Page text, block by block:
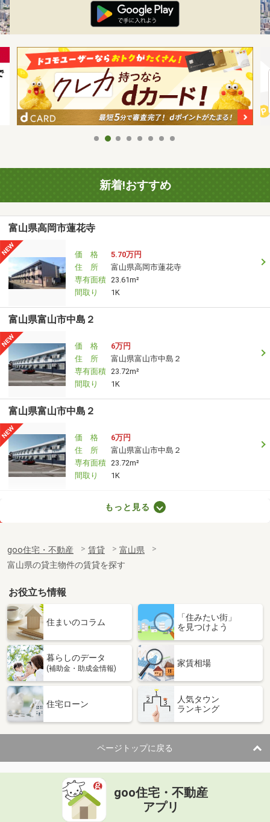
新着!おすすめ
富山県高岡市蓮花寺
価 格
5.70万円
住 所
富山県高岡市蓮花寺
専有面積 23.61m²
間取り
1K
富山県富山市中島２
価 格
6万円
住 所
富山県富山市中島２
専有面積 23.72m²
間取り
1K
富山県富山市中島２
価 格
6万円
住 所
富山県富山市中島２
専有面積 23.72m²
間取り
1K
富山県富山市婦中町砂子田
専有面積
23.6m²
間取り
1K
富山県高岡市赤祖父
価 格
6.40万円
富山県高岡市赤祖父
専有面積 40.07m²
間取り
富山県高岡市角
住 所
富山県高岡市角
専有面積 28.21m²
間取り
1K
富山県富山市犬島３
価 格
住 所
富山県富山市犬島３
もっと見る
goo住宅・不動産 賃貸
富山県
富山県の貸主物件の賃貸を探す
お役立ち情報
住まいのコラム
「住みたい街」
を見つけよう
暮らしのデータ
(補助金・助成金情報)
家賃相場
住宅ローン
人気タウン
ランキング
ページトップに戻る
goo住宅・不動産
アプリ